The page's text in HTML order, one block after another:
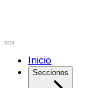
Inicio
Secciones